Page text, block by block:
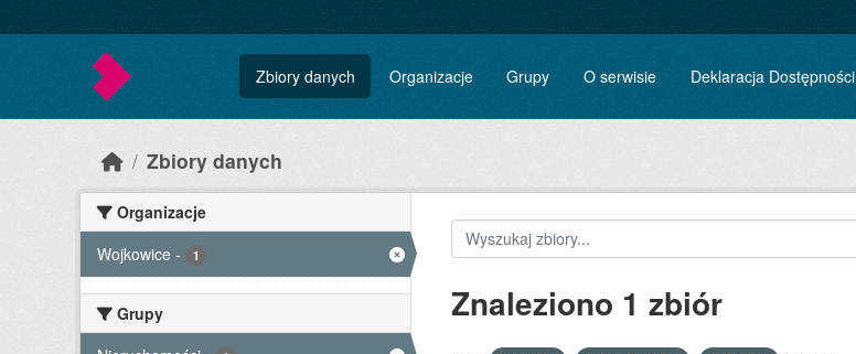
Zbiory danych Organizacje Grupy O serwisie Deklaracja Dostępności
Zbiory danych
Organizacje
Wojkowice - 1
Grupy
Znaleziono 1 zbiór